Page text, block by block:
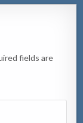
fields are